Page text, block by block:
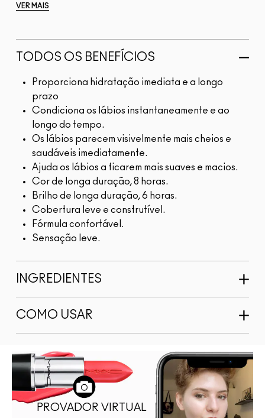
VER MAIS
TODOS OS BENEFÍCIOS
Proporciona hidratação imediata e a longo
prazo
Condiciona os lábios instantaneamente e ao
longo do tempo.
Os lábios parecem visivelmente mais cheios e
saudáveis imediatamente.
Ajuda os lábios a ficarem mais suaves e macios.
Cor de longa duração, 8 horas.
Brilho de longa duração, 6 horas.
Cobertura leve e construtível.
Fórmula confortável.
Sensação leve.
INGREDIENTES
COMO USAR
PROVADOR VIRTUAL